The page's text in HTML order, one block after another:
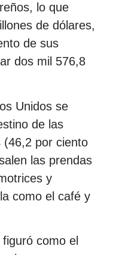
lo que
de dólares,
de sus
dos mil 576,8
Unidos se
de las
por ciento
las prendas
y
como el café y
como el